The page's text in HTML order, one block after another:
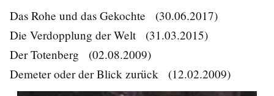
Das Rohe und das Gekochte
(30.06.2017)
Die Verdopplung der Welt
(31.03.2015)
Der Totenberg
(02.08.2009)
Demeter oder der Blick zurück
(12.02.2009)